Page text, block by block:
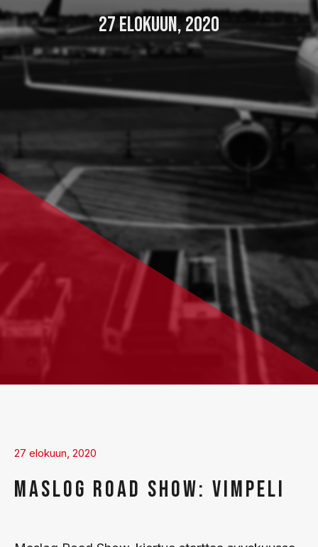
27 ELOKUUN, 2020
27 elokuun, 2020
MASLOG ROAD SHOW: VIMPELI